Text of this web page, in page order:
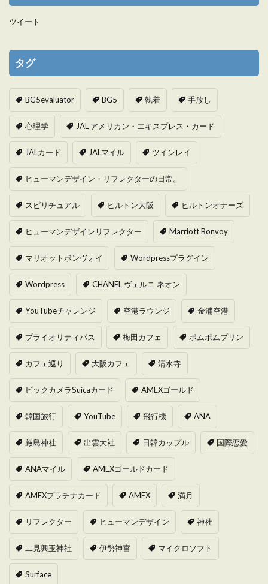
ツイート
タグ
BG5evaluator BG5 執着 手放し
心理学 JAL アメリカン・エキスプレス・カード
JALカード JALマイル ツインレイ
ヒューマンデザイン・リフレクターの日常。
スピリチュアル ヒルトン大阪 ヒルトンオナーズ
ヒューマンデザインリフレクター Marriott Bonvoy
マリオットボンヴォイ Wordpressプラグイン
Wordpress CHANEL ヴェルニ ネオン
YouTubeチャレンジ 空港ラウンジ 金浦空港
プライオリティパス 梅田カフェ ポムポムプリン
カフェ巡り 大阪カフェ 清水寺
ビックカメラSuicaカード AMEXゴールド
韓国旅行 YouTube 飛行機 ANA
厳島神社 出雲大社 日韓カップル 国際恋愛
ANAマイル AMEXゴールドカード
AMEXプラチナカード AMEX 満月
リフレクター ヒューマンデザイン 神社
二見興玉神社 伊勢神宮 マイクロソフト
Surface